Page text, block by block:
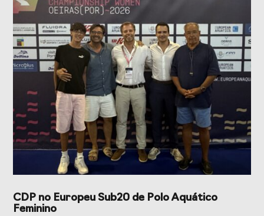
CDP no Europeu Sub20 de Polo Aquático
Feminino